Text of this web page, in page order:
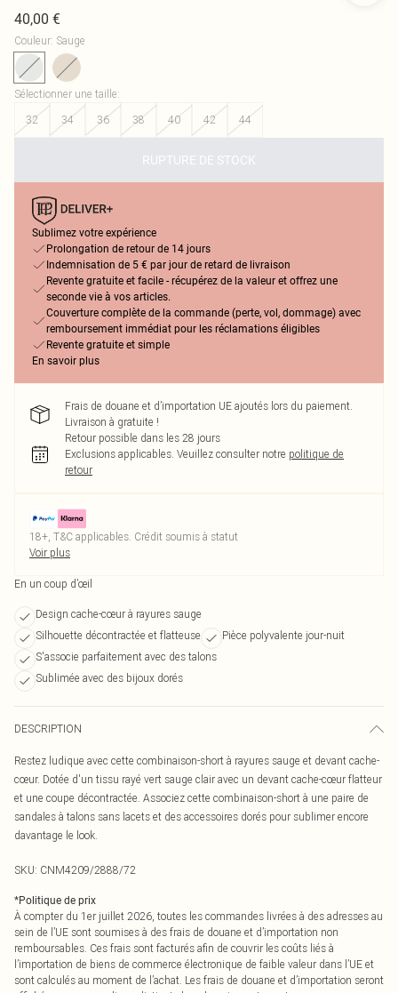
40,00 €
Couleur: Sauge
Sélectionner une taille:
32
34 36 38 40 42 44
RUPTURE DE STOCK
Sublimez votre expérience
Prolongation de retour de 14 jours
Indemnisation de 5 € par jour de retard de livraison
Revente gratuite et facile - récupérez de la valeur et offrez une
seconde vie à vos articles.
Couverture complète de la commande (perte, vol, dommage) avec
remboursement immédiat pour les réclamations éligibles
Revente gratuite et simple
En savoir plus
Frais de douane et d’importation UE ajoutés lors du paiement.
Livraison à gratuite !
Retour possible dans les 28 jours
Exclusions applicables. Veuillez consulter notre politique de
retour
18+, T&C applicables. Crédit soumis à statut
Voir plus
En un coup d’œil
Design cache-cœur à rayures sauge
Silhouette décontractée et flatteuse
Pièce polyvalente jour-nuit
S'associe parfaitement avec des talons
Sublimée avec des bijoux dorés
DESCRIPTION
Restez ludique avec cette combinaison-short à rayures sauge et devant cache-
cœur. Dotée d'un tissu rayé vert sauge clair avec un devant cache-cœur flatteur
et une coupe décontractée. Associez cette combinaison-short à une paire de
sandales à talons sans lacets et des accessoires dorés pour sublimer encore
davantage le look.
SKU: CNM4209/2888/72
*Politique de prix
À compter du 1er juillet 2026, toutes les commandes livrées à des adresses au
sein de l’UE sont soumises à des frais de douane et d’importation non
remboursables. Ces frais sont facturés afin de couvrir les coûts liés à
l’importation de biens de commerce électronique de faible valeur dans l’UE et
sont calculés au moment de l’achat. Les frais de douane et d’importation seront